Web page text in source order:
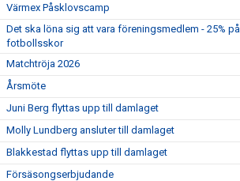
Värmex Påsklovscamp
Det ska löna sig att vara föreningsmedlem - 25% på
fotbollsskor
Matchtröja 2026
Årsmöte
Juni Berg flyttas upp till damlaget
Molly Lundberg ansluter till damlaget
Blakkestad flyttas upp till damlaget
Försäsongserbjudande